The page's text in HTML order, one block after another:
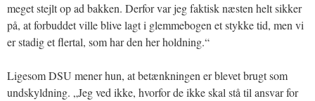
meget stejlt op ad bakken. Derfor var jeg faktisk næsten helt sikker
på, at forbuddet ville blive lagt i glemmebogen et stykke tid, men vi
er stadig et flertal, som har den her holdning.“
Ligesom DSU mener hun, at betænkningen er blevet brugt som
undskyldning. „Jeg ved ikke, hvorfor de ikke skal stå til ansvar for